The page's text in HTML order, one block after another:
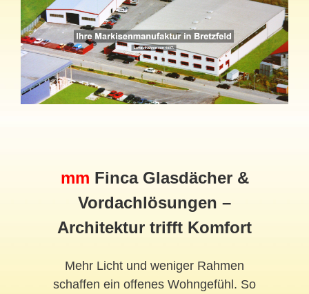
mm Finca Glasdächer &
Vordachlösungen –
Architektur trifft Komfort
Mehr Licht und weniger Rahmen
schaffen ein offenes Wohngefühl. So